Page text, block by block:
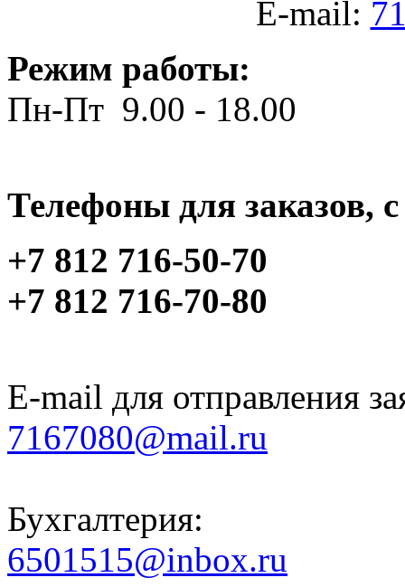
E-mail:
Режим работы:
Пн-Пт 9.00 - 18.00
Телефоны для заказов,
+7 812 716-50-70
+7 812 716-70-80
E-mail для отправления
7167080@mail.ru
Бухгалтерия:
6501515@inbox.ru